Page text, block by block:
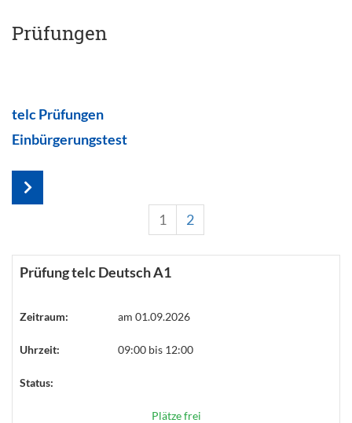
Prüfungen
telc Prüfungen
Einbürgerungstest
1 2
Prüfung telc Deutsch A1
Zeitraum: am 01.09.2026
Uhrzeit: 09:00 bis 12:00
Status:
Plätze frei